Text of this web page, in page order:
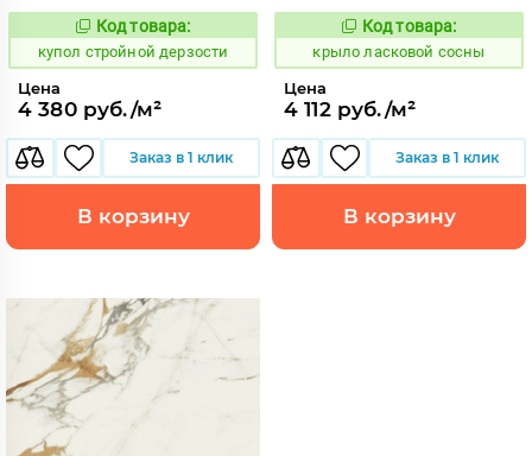
854895
Код товара:
купол стройной дерзости
Цена
4 380 руб./м²
Заказ в 1 клик
В корзину
833472
Код товара:
крыло ласковой сосны
Цена
4 112 руб./м²
Заказ в 1 клик
В корзину